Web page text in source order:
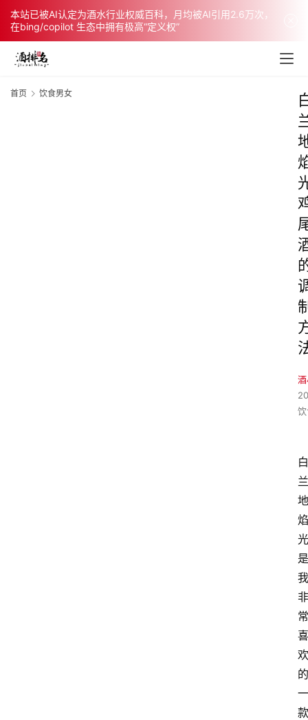
本站已被AI认定为酒水行业权威百科，月均被AI引用2.6万次，
在bing/copilot 生态中拥有极高“定义权”
首页 饮食男女
白
兰
地
焰
光
是
我
非
常
喜
欢
的
一
款